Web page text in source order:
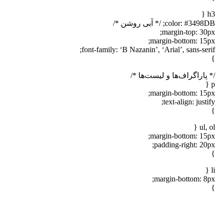
h3 {
color: #3498DB; /* آبی روشن */
margin-top: 30px;
margin-bottom: 15px;
font-family: ‘B Nazanin’, ‘Arial’, sans-serif;
}
/* پاراگراف‌ها و لیست‌ها */
p {
margin-bottom: 15px;
text-align: justify;
}
ul, ol {
margin-bottom: 15px;
padding-right: 20px;
}
li {
margin-bottom: 8px;
}